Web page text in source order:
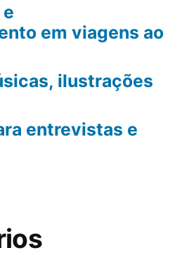
em viagens ao
ilustrações
entrevistas e